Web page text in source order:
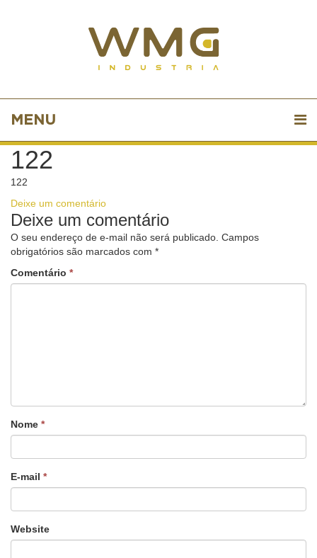
MENU
122
122
Deixe um comentário
Deixe um comentário
O seu endereço de e-mail não será publicado. Campos
obrigatórios são marcados com *
Comentário *
Nome *
E-mail *
Website